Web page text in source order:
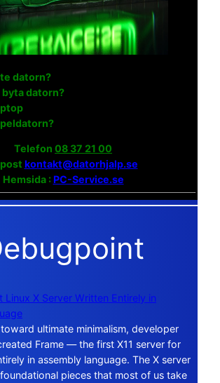
datorn?
byta datorn?
Telefon 08 37 21 00
kontakt@datorhjalp.se
Hemsida :PC-Service.se
Linux X Server Written Entirely in
ultimate minimalism, developer
Frame — the first X11 server for
in assembly language. The X server
pieces that most of us take